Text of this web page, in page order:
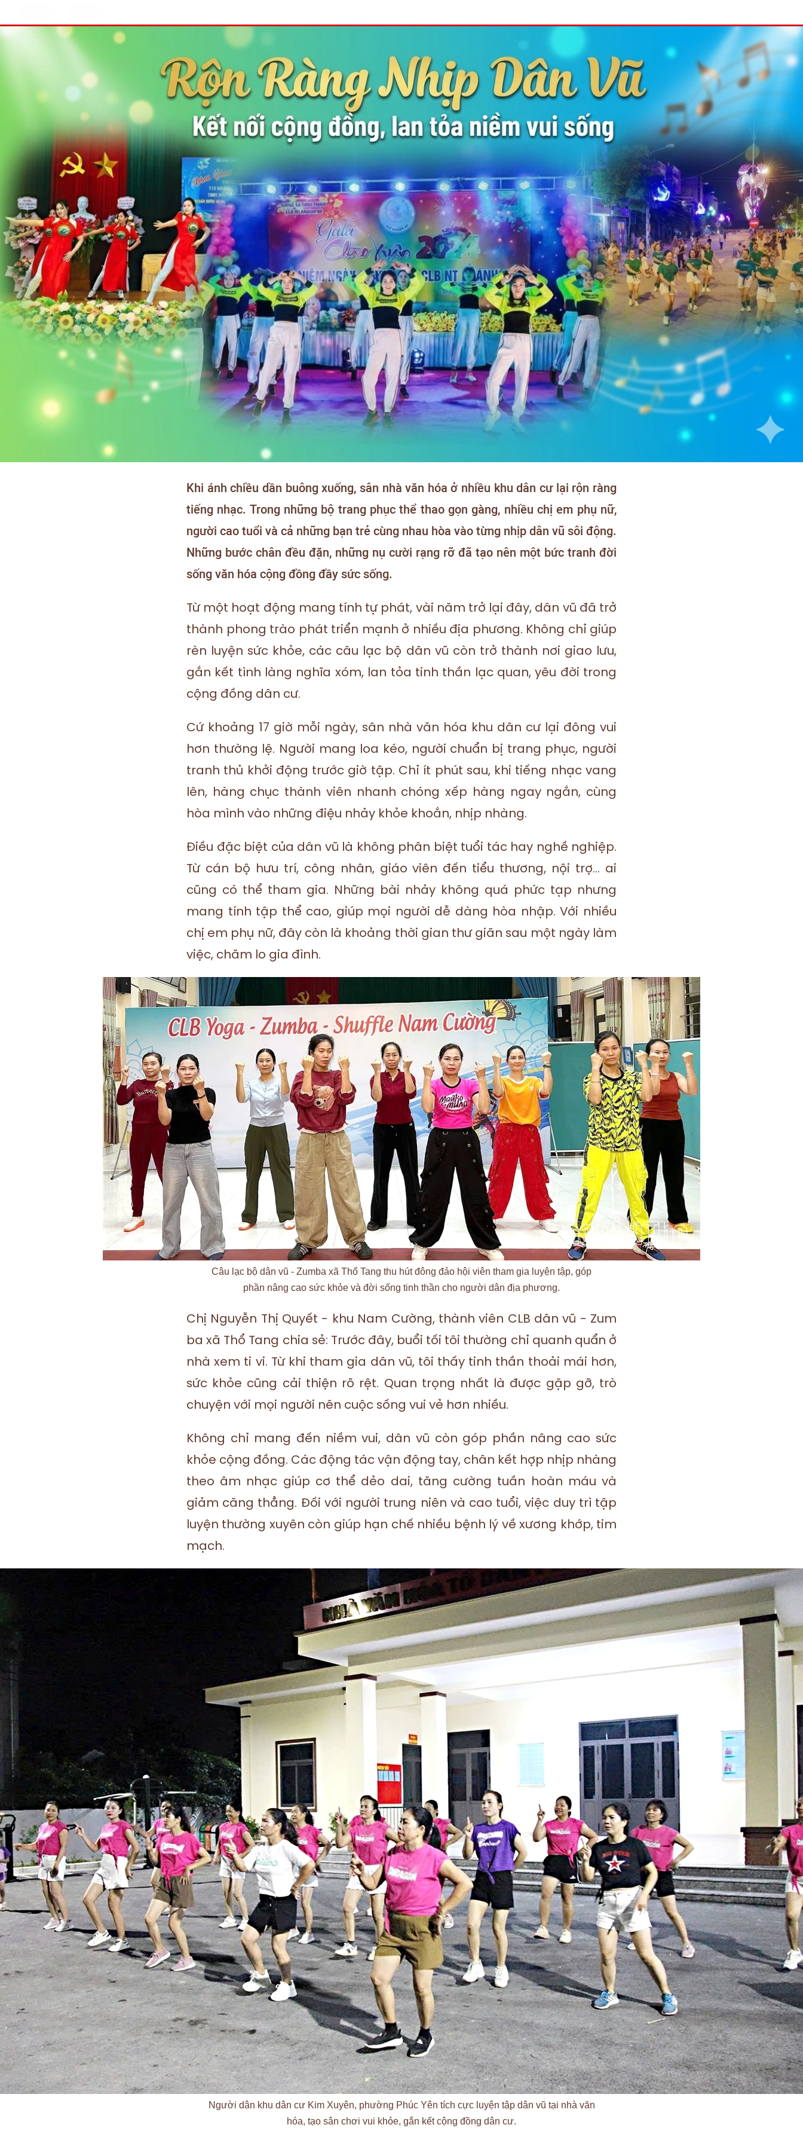
Khi ánh chiều dần buông xuống, sân nhà văn hóa ở nhiều khu dân cư lại rộn ràng
tiếng nhạc. Trong những bộ trang phục thể thao gọn gàng, nhiều chị em phụ nữ,
người cao tuổi và cả những bạn trẻ cùng nhau hòa vào từng nhịp dân vũ sôi động.
Những bước chân đều đặn, những nụ cười rạng rỡ đã tạo nên một bức tranh đời
sống văn hóa cộng đồng đầy sức sống.
Từ một hoạt động mang tính tự phát, vài năm trở lại đây, dân vũ đã trở
thành phong trào phát triển mạnh ở nhiều địa phương. Không chỉ giúp
rèn luyện sức khỏe, các câu lạc bộ dân vũ còn trở thành nơi giao lưu,
gắn kết tình làng nghĩa xóm, lan tỏa tinh thần lạc quan, yêu đời trong
cộng đồng dân cư.
Cứ khoảng 17 giờ mỗi ngày, sân nhà văn hóa khu dân cư lại đông vui
hơn thường lệ. Người mang loa kéo, người chuẩn bị trang phục, người
tranh thủ khởi động trước giờ tập. Chỉ ít phút sau, khi tiếng nhạc vang
lên, hàng chục thành viên nhanh chóng xếp hàng ngay ngắn, cùng
hòa mình vào những điệu nhảy khỏe khoắn, nhịp nhàng.
Điều đặc biệt của dân vũ là không phân biệt tuổi tác hay nghề nghiệp.
Từ cán bộ hưu trí, công nhân, giáo viên đến tiểu thương, nội trợ... ai
cũng có thể tham gia. Những bài nhảy không quá phức tạp nhưng
mang tính tập thể cao, giúp mọi người dễ dàng hòa nhập. Với nhiều
chị em phụ nữ, đây còn là khoảng thời gian thư giãn sau một ngày làm
việc, chăm lo gia đình.
Câu lạc bộ dân vũ - Zumba xã Thổ Tang thu hút đông đảo hội viên tham gia luyện tập, góp
phần nâng cao sức khỏe và đời sống tinh thần cho người dân địa phương.
Chị Nguyễn Thị Quyết - khu Nam Cường, thành viên CLB dân vũ - Zum
ba xã Thổ Tang chia sẻ: Trước đây, buổi tối tôi thường chỉ quanh quẩn ở
nhà xem ti vi. Từ khi tham gia dân vũ, tôi thấy tinh thần thoải mái hơn,
sức khỏe cũng cải thiện rõ rệt. Quan trọng nhất là được gặp gỡ, trò
chuyện với mọi người nên cuộc sống vui vẻ hơn nhiều.
Không chỉ mang đến niềm vui, dân vũ còn góp phần nâng cao sức
khỏe cộng đồng. Các động tác vận động tay, chân kết hợp nhịp nhàng
theo âm nhạc giúp cơ thể dẻo dai, tăng cường tuần hoàn máu và
giảm căng thẳng. Đối với người trung niên và cao tuổi, việc duy trì tập
luyện thường xuyên còn giúp hạn chế nhiều bệnh lý về xương khớp, tim
mạch.
Người dân khu dân cư Kim Xuyên, phường Phúc Yên tích cực luyện tập dân vũ tại nhà văn
hóa, tạo sân chơi vui khỏe, gắn kết cộng đồng dân cư.